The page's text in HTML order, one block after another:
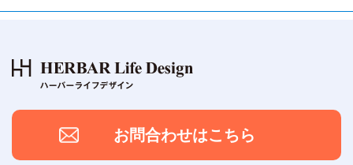
お問合わせはこちら